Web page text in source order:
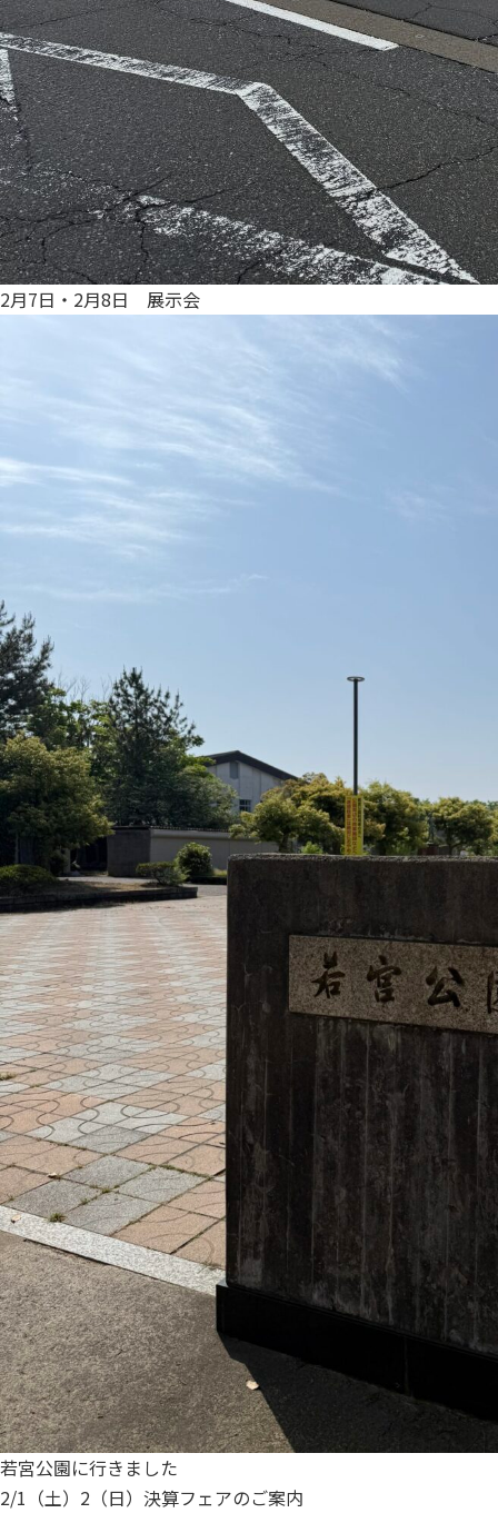
2月7日・2月8日 展示会
若宮公園に行きました
2/1（土）2（日）決算フェアのご案内